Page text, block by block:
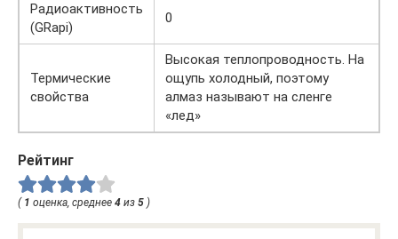
Радиоактивность
(GRapi)
0
Термические
свойства
Высокая теплопроводность. На
ощупь холодный, поэтому
алмаз называют на сленге
«лед»
Рейтинг
( 1 оценка, среднее 4 из 5 )